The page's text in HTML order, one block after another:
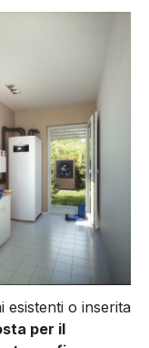
esistenti o inserita
per il